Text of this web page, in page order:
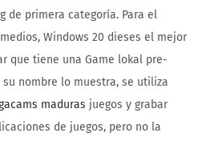
de primera categoría. Para el
Windows 20 dieses el mejor
que tiene una Game lokal pre-
nombre lo muestra, se utiliza
maduras juegos y grabar
de juegos, pero no la